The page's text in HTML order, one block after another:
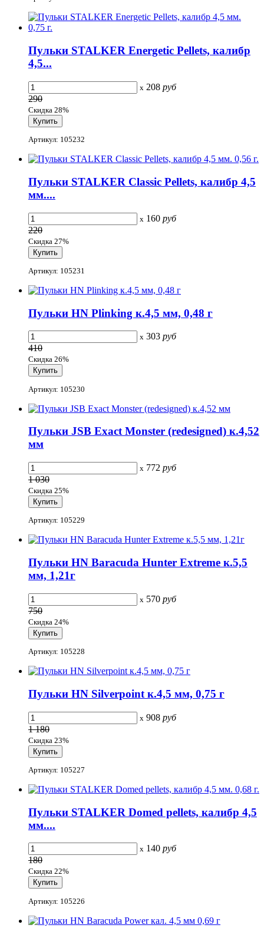
Пульки STALKER Energetic Pellets, калибр
4,5...
x 208 руб
290
Скидка 28%
Артикул: 105232
Пульки STALKER Classic Pellets, калибр 4,5
мм....
x 160 руб
220
Скидка 27%
Артикул: 105231
Пульки HN Plinking к.4,5 мм, 0,48 г
x 303 руб
410
Скидка 26%
Артикул: 105230
Пульки JSB Exact Monster (redesigned) к.4,52
мм
x 772 руб
1 030
Скидка 25%
Артикул: 105229
Пульки HN Baracuda Hunter Extreme к.5,5
мм, 1,21г
x 570 руб
750
Скидка 24%
Артикул: 105228
Пульки HN Silverpoint к.4,5 мм, 0,75 г
x 908 руб
1 180
Скидка 23%
Артикул: 105227
Пульки STALKER Domed pellets, калибр 4,5
мм....
x 140 руб
180
Скидка 22%
Артикул: 105226